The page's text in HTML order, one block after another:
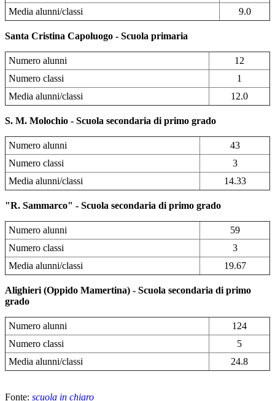
Media alunni/classi
9.0
Santa Cristina Capoluogo - Scuola primaria
Numero alunni
12
Numero classi
1
Media alunni/classi
12.0
S. M. Molochio - Scuola secondaria di primo grado
Numero alunni
43
Numero classi
3
Media alunni/classi
14.33
"R. Sammarco" - Scuola secondaria di primo grado
Numero alunni
59
Numero classi
3
Media alunni/classi
19.67
Alighieri (Oppido Mamertina) - Scuola secondaria di primo
grado
Numero alunni
124
Numero classi
5
Media alunni/classi
24.8
Fonte: scuola in chiaro